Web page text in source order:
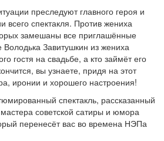
преследуют главного героя и
всего спектакля. Против жениха
замешаны все приглашённые
Володька Завитушкин из жениха
гостя на свадьбе, а кто займёт его
вы узнаете, придя на этот
иронии и хорошего настроения!
спектакль, рассказанный
советской сатиры и юмора
перенесёт вас во времена НЭПа